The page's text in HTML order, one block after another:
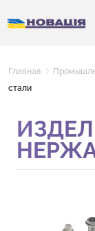
Главная
стали